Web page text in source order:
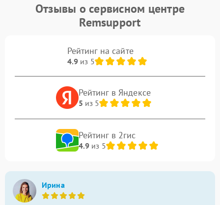
Отзывы о сервисном центре
Remsupport
Рейтинг на сайте
4.9из 5
Рейтинг в Яндексе
5 из 5
Рейтинг в 2гис
4.9из 5
Ирина